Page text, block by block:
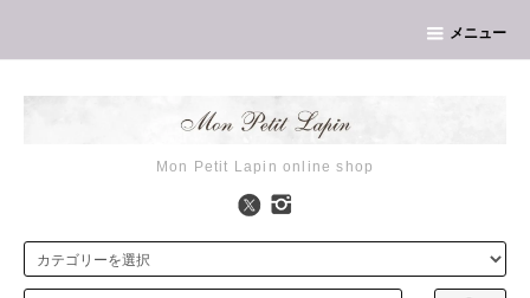
メニュー
Mon Petit Lapin online shop